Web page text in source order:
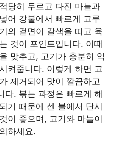
당히 두르고 다진 마늘과
어 강불에서 빠르게 고루
의 겉면이 갈색을 띠고 육
것이 포인트입니다. 이때
맞추고, 고기가 충분히 익
켜줍니다. 이렇게 하면 고
제거되어 맛이 깔끔하고
다. 볶는 과정은 빠르게 해
기 때문에 센 불에서 단시
이 좋으며, 고기와 마늘이
하세요.